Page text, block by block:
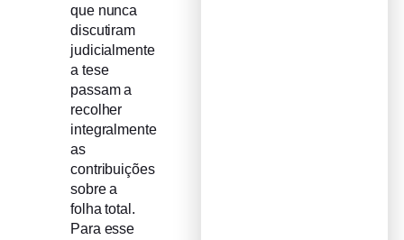
que nunca
discutiram
judicialmente
a tese
passam a
recolher
integralmente
as
contribuições
sobre a
folha total.
Para esse